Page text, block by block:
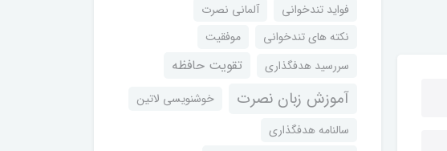
فواید تندخوانی
آلمانی نصرت
نکته های تندخوانی
موفقیت
سررسید هدفگذاری
تقویت حافظه
آموزش زبان نصرت
خوشنویسی لاتین
سالنامه هدفگذاری